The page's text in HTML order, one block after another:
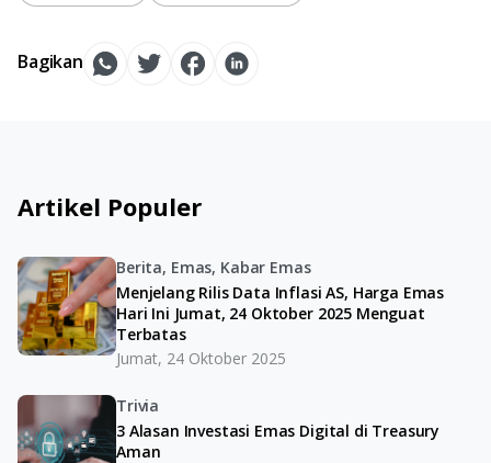
Bagikan
Artikel Populer
Berita, Emas, Kabar Emas
Menjelang Rilis Data Inflasi AS, Harga Emas
Hari Ini Jumat, 24 Oktober 2025 Menguat
Terbatas
Jumat, 24 Oktober 2025
Trivia
3 Alasan Investasi Emas Digital di Treasury
Aman